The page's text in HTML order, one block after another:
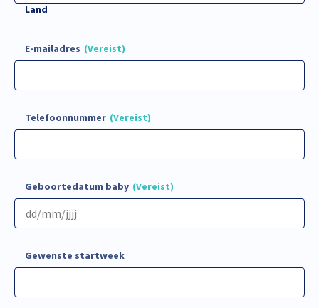
Land
E-mailadres (Vereist)
Telefoonnummer (Vereist)
Geboortedatum baby (Vereist)
Gewenste startweek